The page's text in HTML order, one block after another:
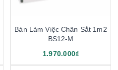
Bàn Làm Việc Chân Sắt 1m2
BS12-M
1.970.000₫